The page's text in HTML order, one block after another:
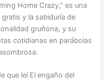
Home Crazy,” es una
y la sabiduría de
gruñona, y su
cotidianas en parábolas
que leí El engaño del